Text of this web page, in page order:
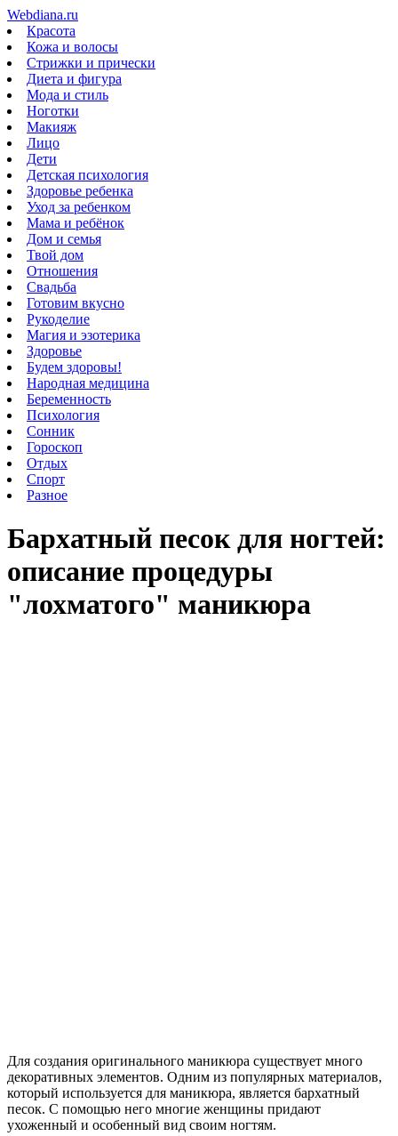
Webdiana.ru
Красота
Кожа и волосы
Стрижки и прически
Диета и фигура
Мода и стиль
Ноготки
Макияж
Лицо
Дети
Детская психология
Здоровье ребенка
Уход за ребенком
Мама и ребёнок
Дом и семья
Твой дом
Отношения
Свадьба
Готовим вкусно
Рукоделие
Магия и эзотерика
Здоровье
Будем здоровы!
Народная медицина
Беременность
Психология
Сонник
Гороскоп
Отдых
Спорт
Разное
Бархатный песок для ногтей:
описание процедуры
"лохматого" маникюра
Для создания оригинального маникюра существует много
декоративных элементов. Одним из популярных материалов,
который используется для маникюра, является бархатный
песок. С помощью него многие женщины придают
ухоженный и особенный вид своим ногтям.